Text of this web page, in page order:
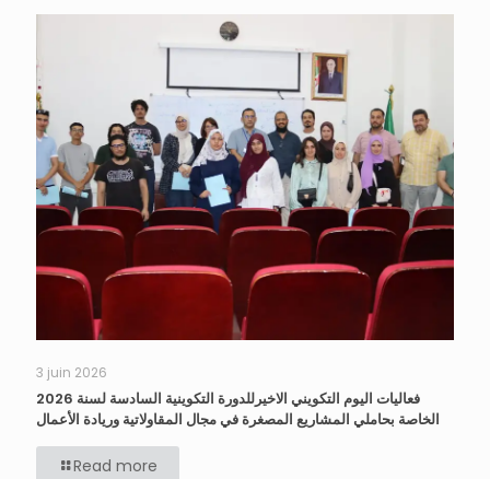
3 juin 2026
فعاليات اليوم التكويني الاخيرللدورة التكوينية السادسة لسنة 2026
الخاصة بحاملي المشاريع المصغرة في مجال المقاولاتية وريادة الأعمال
Read more